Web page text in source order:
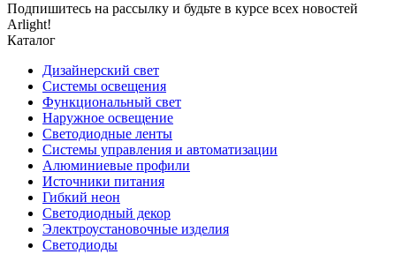
Подпишитесь на рассылку и будьте в курсе всех новостей
Arlight!
Каталог
Дизайнерский свет
Системы освещения
Функциональный свет
Наружное освещение
Светодиодные ленты
Системы управления и автоматизации
Алюминиевые профили
Источники питания
Гибкий неон
Светодиодный декор
Электроустановочные изделия
Светодиоды